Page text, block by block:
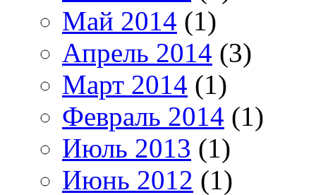
Май 2014 (1)
Апрель 2014 (3)
Март 2014 (1)
Февраль 2014 (1)
Июль 2013 (1)
Июнь 2012 (1)